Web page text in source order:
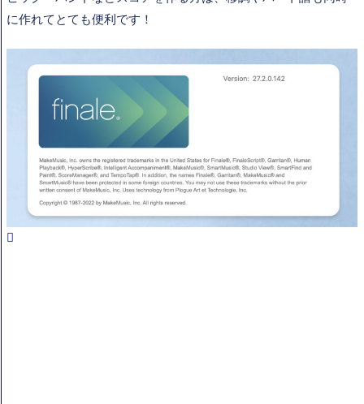
に作れてとても便利です！